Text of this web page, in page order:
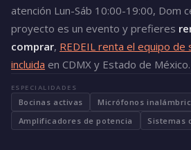
atención Lun-Sáb 10:00-19:00, Dom
proyecto es un evento y prefieres
comprar, REDEIL renta el equipo de
incluida en CDMX y Estado de México.
ESPECIALIDADES
Bocinas activas
Micrófonos
Amplificadores de potencia
Sistemas